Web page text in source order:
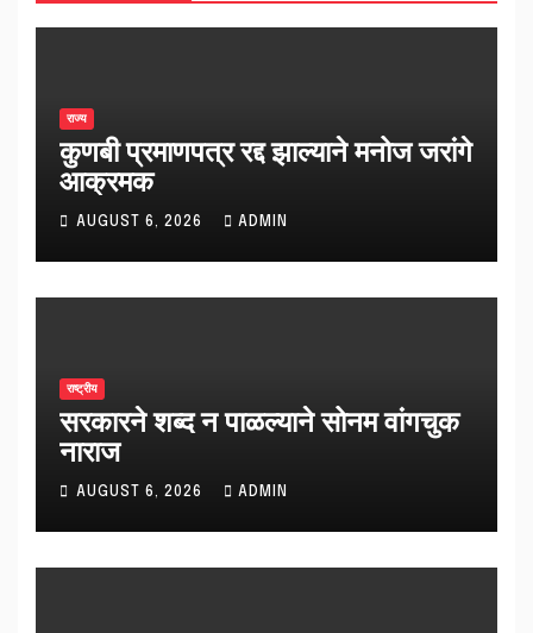
राज्य
कुणबी प्रमाणपत्र रद्द झाल्याने मनोज जरांगे
आक्रमक
AUGUST 6, 2026 ADMIN
राष्ट्रीय
सरकारने शब्द न पाळल्याने सोनम वांगचुक
नाराज
AUGUST 6, 2026 ADMIN